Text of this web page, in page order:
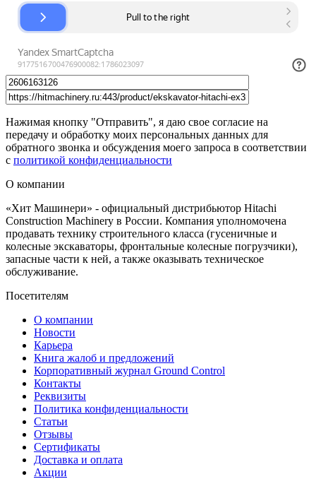
Нажимая кнопку "Отправить", я даю свое согласие на
передачу и обработку моих персональных данных для
обратного звонка и обсуждения моего запроса в соответствии
с политикой конфиденциальности
О компании
«Хит Машинери» - официальный дистрибьютор Hitachi
Construction Machinery в России. Компания уполномочена
продавать технику строительного класса (гусеничные и
колесные экскаваторы, фронтальные колесные погрузчики),
запасные части к ней, а также оказывать техническое
обслуживание.
Посетителям
О компании
Новости
Карьера
Книга жалоб и предложений
Корпоративный журнал Ground Control
Контакты
Реквизиты
Политика конфиденциальности
Статьи
Отзывы
Сертификаты
Доставка и оплата
Акции